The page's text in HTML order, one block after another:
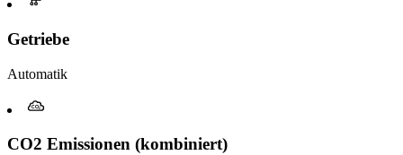
Getriebe
Automatik
CO2 Emissionen (kombiniert)